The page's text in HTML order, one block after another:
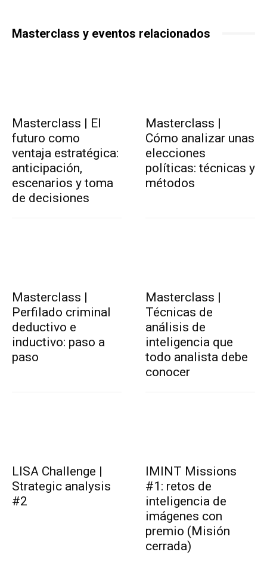
Masterclass y eventos relacionados
Masterclass | El
futuro como
ventaja estratégica:
anticipación,
escenarios y toma
de decisiones
Masterclass |
Cómo analizar unas
elecciones
políticas: técnicas y
métodos
Masterclass |
Perfilado criminal
deductivo e
inductivo: paso a
paso
Masterclass |
Técnicas de
análisis de
inteligencia que
todo analista debe
conocer
LISA Challenge |
Strategic analysis
#2
IMINT Missions
#1: retos de
inteligencia de
imágenes con
premio (Misión
cerrada)